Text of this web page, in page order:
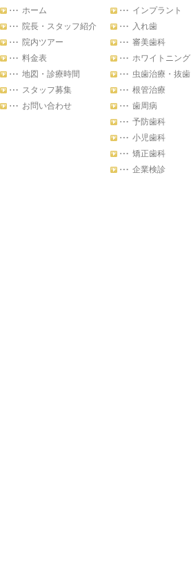
ホーム
院長・スタッフ紹介
院内ツアー
料金表
地図・診療時間
スタッフ募集
お問い合わせ
インプラント
入れ歯
審美歯科
ホワイトニング
虫歯治療・抜歯
根管治療
歯周病
予防歯科
小児歯科
矯正歯科
企業検診